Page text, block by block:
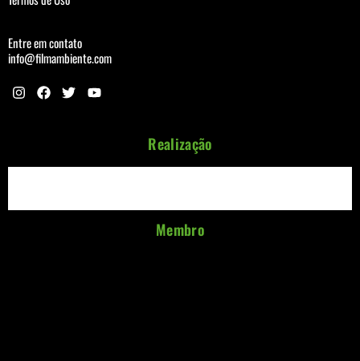
Entre em contato
info@filmambiente.com
Realização
Membro